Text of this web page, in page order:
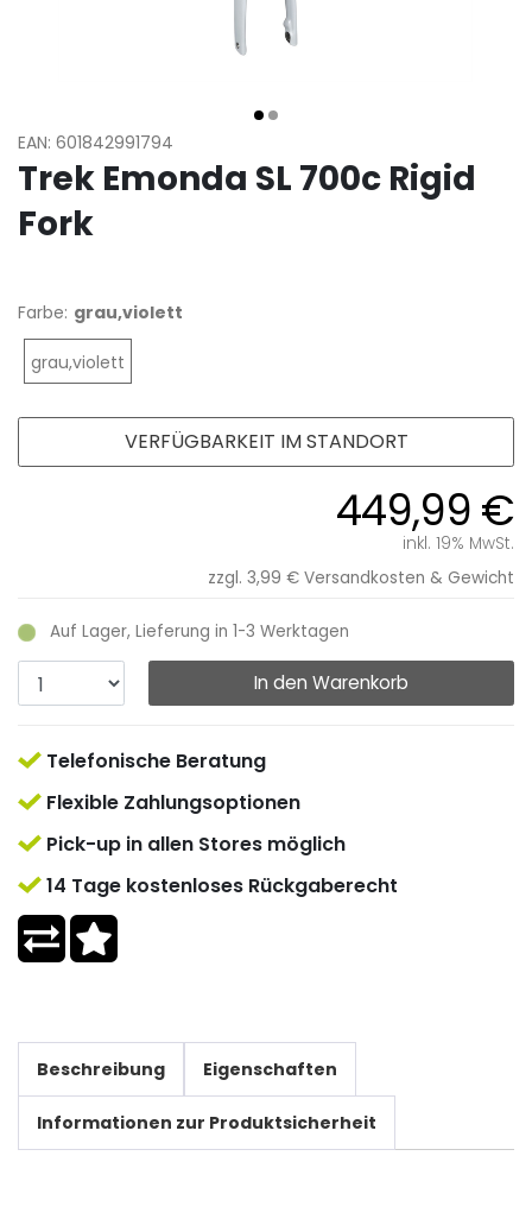
EAN: 601842991794
Trek Emonda SL 700c Rigid
Fork
Farbe: grau,violett
grau,violett
449,99 €
inkl. 19% MwSt.
zzgl. 3,99 € Versandkosten & Gewicht
Auf Lager, Lieferung in 1-3 Werktagen
In den Warenkorb
VERFÜGBARKEIT IM STANDORT
Telefonische Beratung
Flexible Zahlungsoptionen
Pick-up in allen Stores möglich
14 Tage kostenloses Rückgaberecht
Beschreibung Eigenschaften
Informationen zur Produktsicherheit